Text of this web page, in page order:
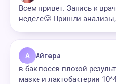
Всем привет. Запись к
неделе🥲 Пришли анализы,
А Айгера
в бак посев плохой
мазке и лактобактерии